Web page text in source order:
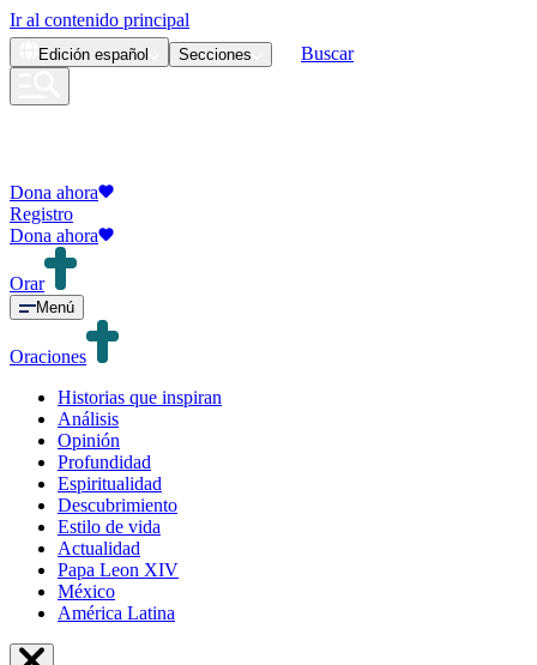
Ir al contenido principal
Edición español Secciones Buscar
Dona ahora
Registro
Dona ahora
Orar
Menú
Oraciones
Historias que inspiran
Análisis
Opinión
Profundidad
Espiritualidad
Descubrimiento
Estilo de vida
Actualidad
Papa Leon XIV
México
América Latina